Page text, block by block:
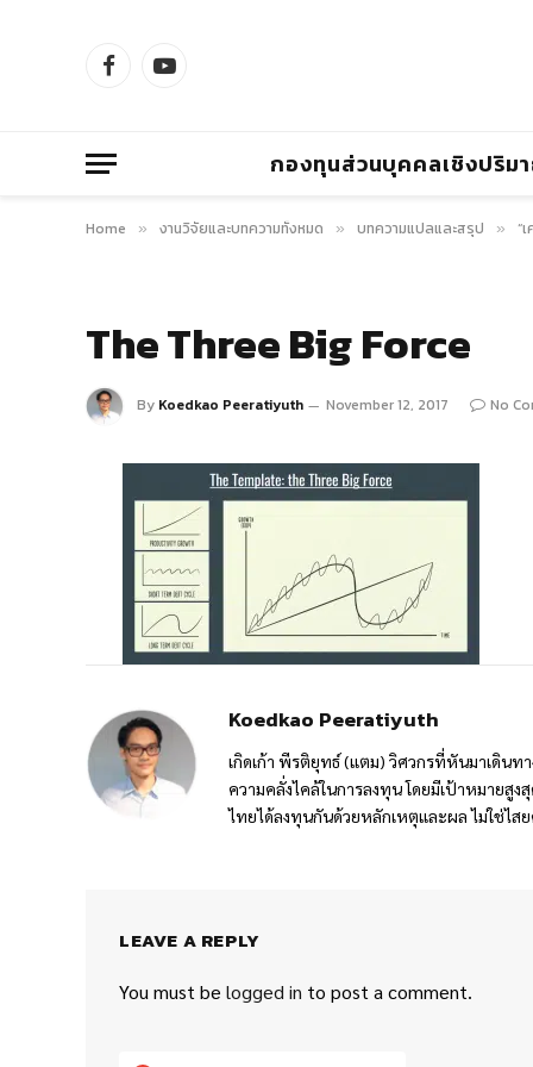
FacebookYouTube
กองทุนส่วนบุคคลเชิงปริม
Home » งานวิจัยและบทความทั้งหมด » บทความแปลและสรุป » “
The Three Big Force
By Koedkao Peeratiyuth November 12, 2017 No
Koedkao Peeratiyuth
เกิดเก้า พีรติยุทธ์ (แตม) วิศวกรที่หันมาเดินท
ความคลั่งไคล้ในการลงทุน โดยมีเป้าหมายสู
ไทยได้ลงทุนกันด้วยหลักเหตุและผล ไม่ใช่ไส
LEAVE A REPLY
You must be logged in to post a comment.